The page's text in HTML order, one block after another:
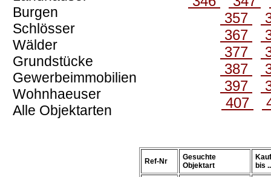
Burgen
Schlösser
Wälder
Grundstücke
Gewerbeimmobilien
Wohnhaeuser
Alle Objektarten
357
367
377
387
397
407
Ref-Nr
Gesuchte
Objektart
bis